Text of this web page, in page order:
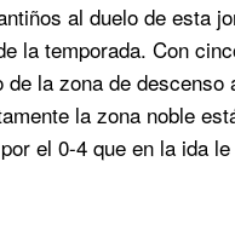
al duelo de esta
la temporada. Con
la zona de
la zona noble
el 0-4 que en la ida